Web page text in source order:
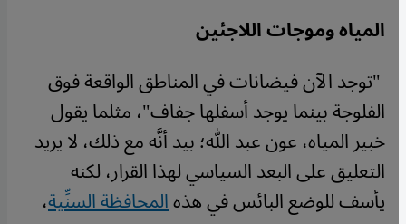
المياه وموجات اللاجئين
"توجد الآن فيضانات في المناطق الواقعة فوق
الفلوجة بينما يوجد أسفلها جفاف"، مثلما يقول
خبير المياه، عون عبد الله؛ بيد أنَّه مع ذلك، لا يريد
التعليق على البعد السياسي لهذا القرار، لكنه
يأسف للوضع البائس في هذهالمحافظة السنِّية،